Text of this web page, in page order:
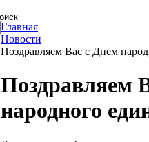
Главная
Новости
Поздравляем Вас с Днем
Поздравляем
народного